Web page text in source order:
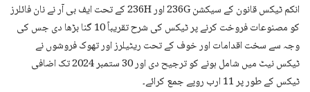
انکم ٹیکس قانون کے سیکشن 236G اور 236H کے تحت ایف بی آر نے نان فائلرز
کو مصنوعات فروخت کرنے پر ٹیکس کی شرح تقریباً 10 گنا بڑھا دی جس کی
وجہ سے سخت اقدامات اور خوف کے تحت ریٹیلرز اور تھوک فروشوں نے
ٹیکس نیٹ میں شامل ہونے کو ترجیح دی اور 30 ستمبر 2024 تک اضافی
ٹیکس کے طور پر 11 ارب روپے جمع کرائے۔